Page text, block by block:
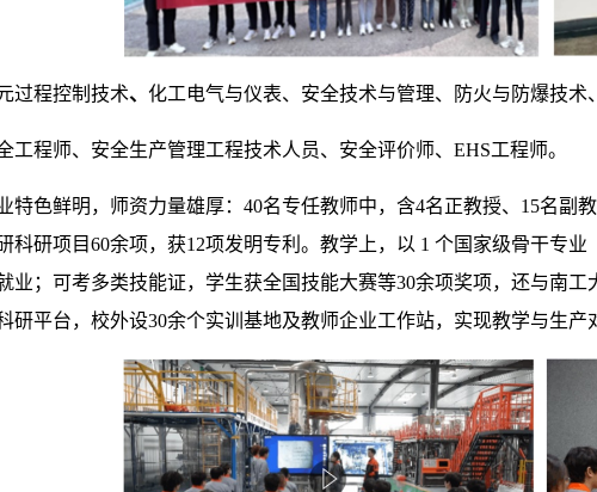
过程控制技术、 化工电气与仪表、安全技术与管理、防火与防爆技术
工程师、安全生产管理工程技术人员、安全评价师、EHS工程师。
特色鲜明，师资力量雄厚：40名专任教师中，含4名正教授、15名副
科研项目60余项，获12项发明专利。教学上，以 1 个国家级骨干专
业；可考多类技能证，学生获全国技能大赛等30余项奖项，还与南
研平台，校外设30余个实训基地及教师企业工作站，实现教学与生产